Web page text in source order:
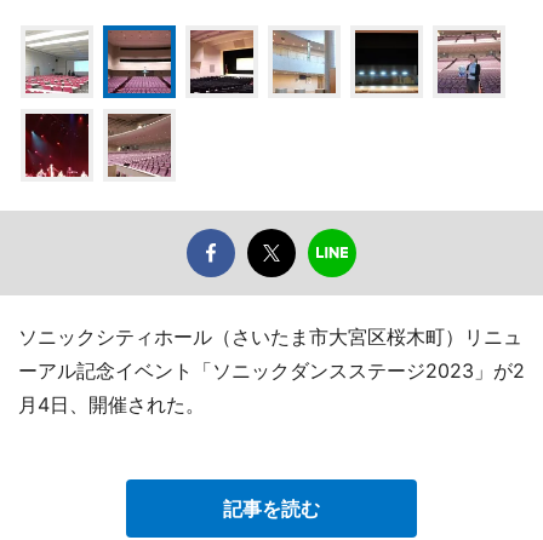
ソニックシティホール（さいたま市大宮区桜木町）リニュ
ーアル記念イベント「ソニックダンスステージ2023」が2
月4日、開催された。
記事を読む